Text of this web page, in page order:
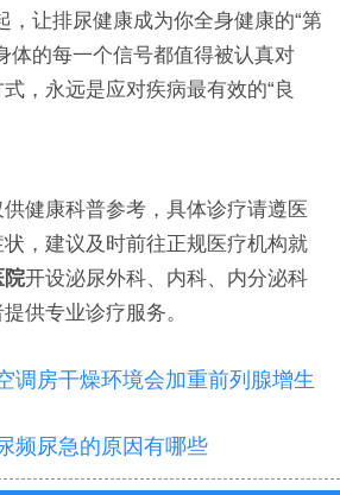
，让排尿健康成为你全身健康的“第
体的每一个信号都值得被认真对
，永远是应对疾病最有效的“良
供健康科普参考，具体诊疗请遵医
，建议及时前往正规医疗机构就
院开设泌尿外科、内科、内分泌科
供专业诊疗服务。
调房干燥环境会加重前列腺增生
频尿急的原因有哪些